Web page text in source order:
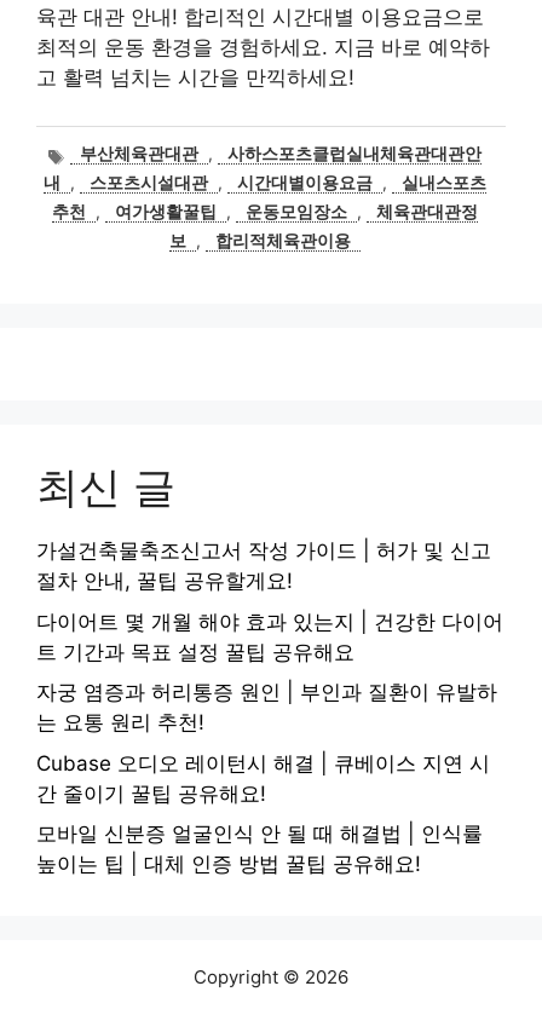
육관 대관 안내! 합리적인 시간대별 이용요금으로
최적의 운동 환경을 경험하세요. 지금 바로 예약하
고 활력 넘치는 시간을 만끽하세요!
태부산체육관대관 ,
사하스포츠클럽실내체육관대관안
내
, 스포츠시설대관 , 시간대별이용요금 ,
실내스포츠
추천
, 여가생활꿀팁 , 운동모임장소 ,
체육관대관정
보
, 합리적체육관이용
최신 글
가설건축물축조신고서 작성 가이드 | 허가 및 신고
절차 안내, 꿀팁 공유할게요!
다이어트 몇 개월 해야 효과 있는지 | 건강한 다이어
트 기간과 목표 설정 꿀팁 공유해요
자궁 염증과 허리통증 원인 | 부인과 질환이 유발하
는 요통 원리 추천!
Cubase 오디오 레이턴시 해결 | 큐베이스 지연 시
간 줄이기 꿀팁 공유해요!
모바일 신분증 얼굴인식 안 될 때 해결법 | 인식률
높이는 팁 | 대체 인증 방법 꿀팁 공유해요!
Copyright © 2026